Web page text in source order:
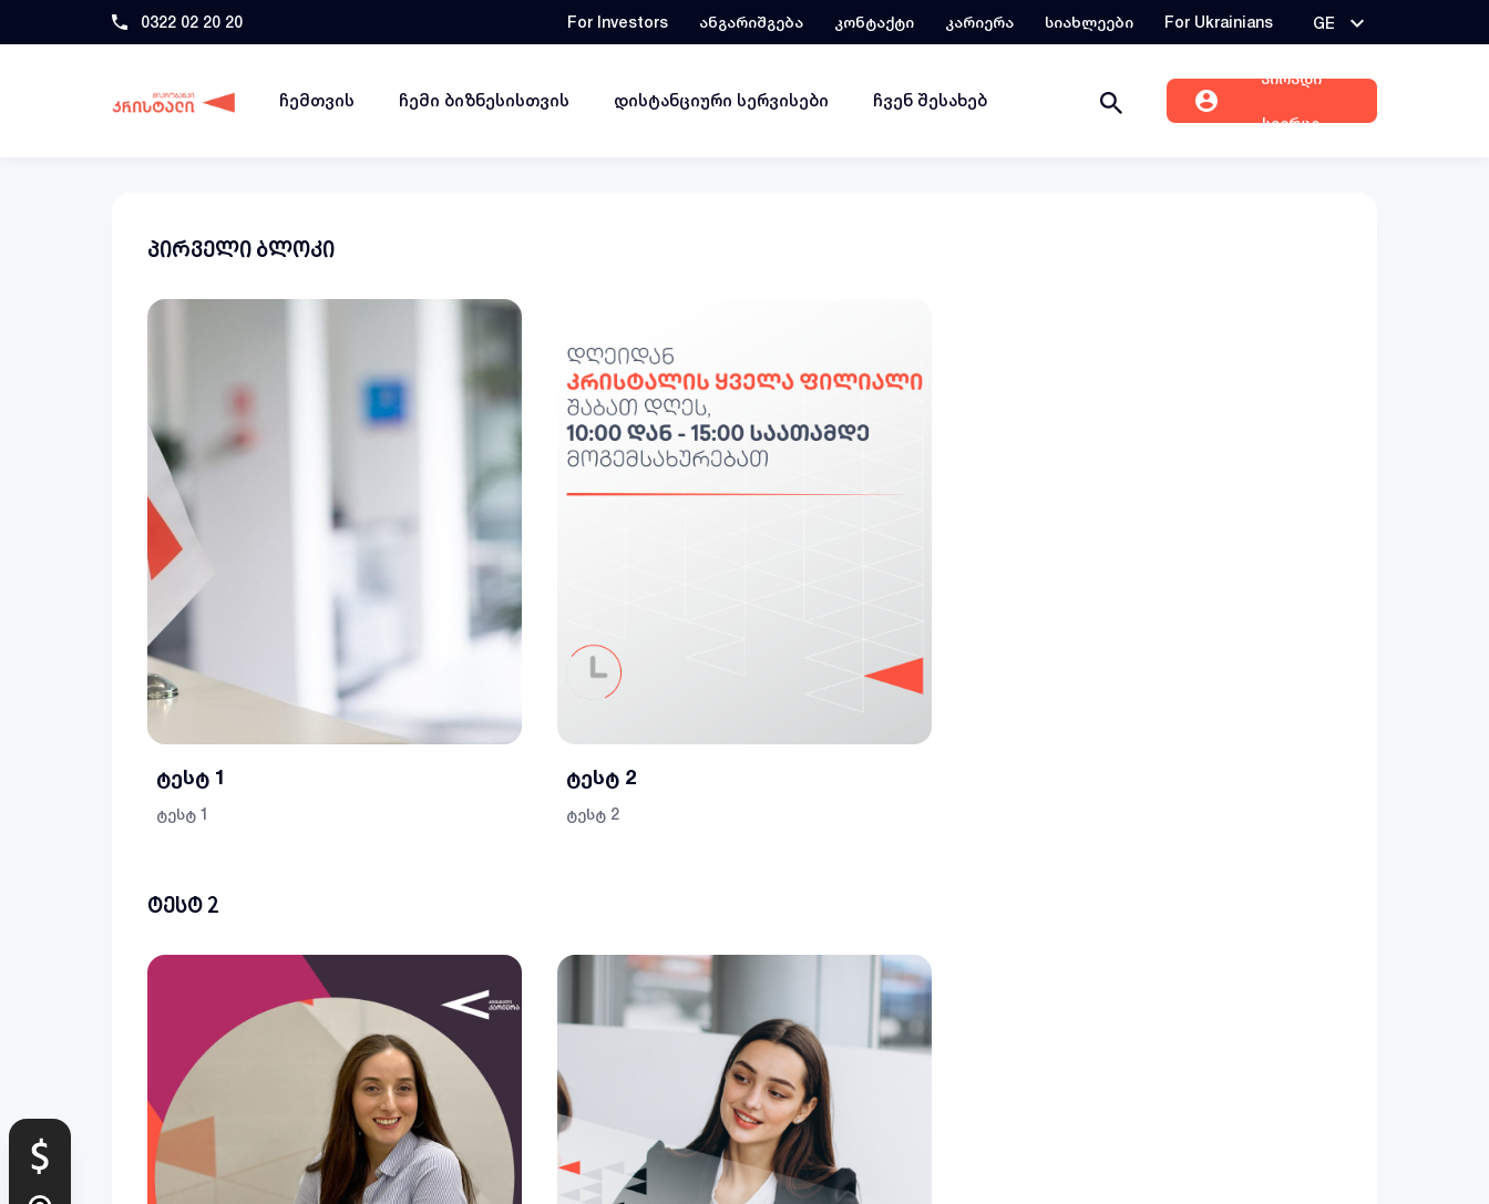
0322 02 20 20 For Investors ანგარიშგება კონტაქტი კარიერა სიახლეები For Ukrainians GE
ჩემთვის ჩემი ბიზნესისთვის დისტანციური სერვისები ჩვენ შესახებ
პირადი
სივრცე
პირველი ბლოკი
ტესტ 1
ტესტ 1
ტესტ 2
ტესტ 2
ტესტ 2